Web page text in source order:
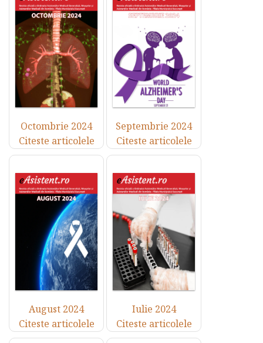
Octombrie 2024
Citeste articolele
Septembrie 2024
Citeste articolele
August 2024
Citeste articolele
Iulie 2024
Citeste articolele